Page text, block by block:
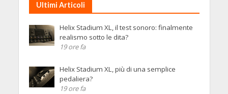
Ultimi Articoli
Helix Stadium XL, il test sonoro: finalmente
realismo sotto le dita?
19 ore fa
Helix Stadium XL, più di una semplice
pedaliera?
19 ore fa